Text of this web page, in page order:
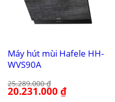
Máy hút mùi Hafele HH-
WVS90A
25.289.000₫
Giá
gốc
20.231.000₫Giá
hiện